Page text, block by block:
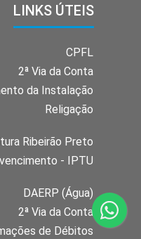
LINKS ÚTEIS
CPFL
2ª Via da Conta
da Instalação
Religação
Ribeirão Preto
- IPTU
DAERP (Água)
2ª Via da Conta
de Débitos